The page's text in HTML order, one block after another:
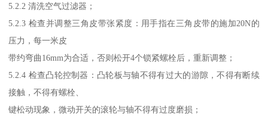
5.2.2 清洗空气过滤器；
5.2.3 检查并调整三角皮带张紧度：用手指在三角皮带的施加20N的
压力，每一米皮
带约弯曲16mm为合适，否则松开4个锁紧螺栓后，重新调整；
5.2.4 检查凸轮控制器：凸轮板与轴不得有过大的游隙，不得有断续
接触，不得有螺栓、
键松动现象，微动开关的滚轮与轴不得有过度磨损；